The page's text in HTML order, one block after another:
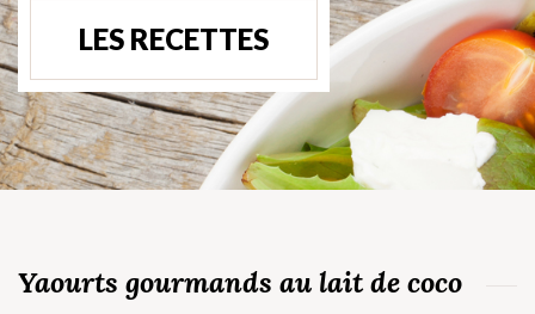
LES RECETTES
Yaourts gourmands au lait de coco